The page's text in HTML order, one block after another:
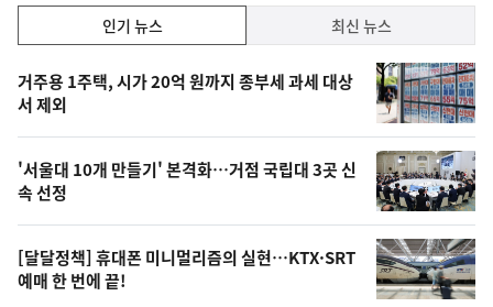
기,
최
신,
오
늘
의
영
상
인기 뉴스 최신 뉴스
기
뉴
스
거주용 1주택, 시가 20억 원까지 종부세 과세 대상
서 제외
'서울대 10개 만들기' 본격화…거점 국립대 3곳 신
속 선정
[달달정책] 휴대폰 미니멀리즘의 실현…KTX·SRT
예매 한 번에 끝!